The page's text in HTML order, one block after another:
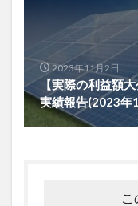
2023年11月2日
【実際の利益額
実績報告(2023年